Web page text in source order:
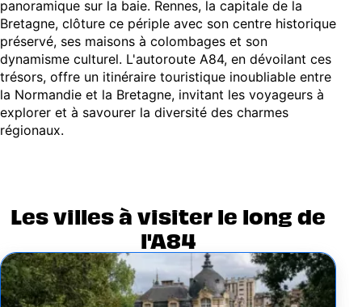
panoramique sur la baie. Rennes, la capitale de la
Bretagne, clôture ce périple avec son centre historique
préservé, ses maisons à colombages et son
dynamisme culturel. L'autoroute A84, en dévoilant ces
trésors, offre un itinéraire touristique inoubliable entre
la Normandie et la Bretagne, invitant les voyageurs à
explorer et à savourer la diversité des charmes
régionaux.
Les villes à visiter le long de
l'A84
Image